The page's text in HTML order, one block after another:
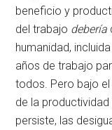
beneficio y
del trabajo debería
humanidad,
años de trabajo
todos. Pero bajo
de la
persiste, las